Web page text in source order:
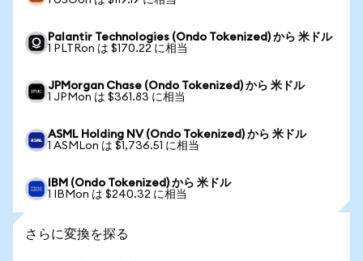
Palantir Technologies (Ondo Tokenized) から 米ドル
1 PLTRon は $170.22 に相当
JPMorgan Chase (Ondo Tokenized) から 米ドル
1 JPMon は $361.83 に相当
ASML Holding NV (Ondo Tokenized) から 米ドル
1 ASMLon は $1,736.51 に相当
IBM (Ondo Tokenized) から 米ドル
1 IBMon は $240.32 に相当
さらに変換を探る